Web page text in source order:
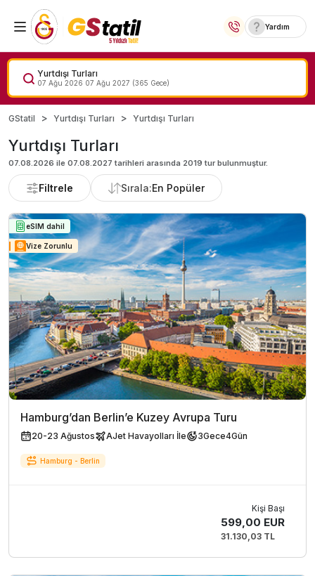
Yurt İçi Oteller
Temalı Oteller
Lansmana Özel Oteller
Yurt Dışı Turlar
Yardım
Yurtdışı Turları
07 Ağu 2026 07 Ağu 2027 (365 Gece)
GStatil Yurtdışı Turları Yurtdışı Turları
Yurtdışı Turları
07.08.2026 ile 07.08.2027tarihleri arasında 2019 tur bulunmuştur.
Filtrele Sırala:En Popüler
eSIM dahil
Vize Zorunlu
Hamburg’dan Berlin’e Kuzey Avrupa Turu
20-23 Ağustos AJet Havayolları İle 3Gece4Gün
Hamburg - Berlin
Kişi Başı
599,00 EUR
31.130,03 TL